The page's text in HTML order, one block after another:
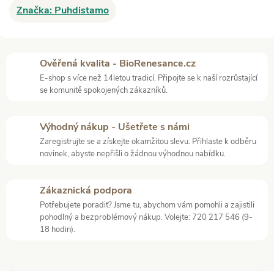
Značka: Puhdistamo
Ověřená kvalita - BioRenesance.cz
E-shop s více než 14letou tradicí. Připojte se k naší rozrůstající
se komunitě spokojených zákazníků.
Výhodný nákup - Ušetřete s námi
Zaregistrujte se a získejte okamžitou slevu. Přihlaste k odběru
novinek, abyste nepřišli o žádnou výhodnou nabídku.
Zákaznická podpora
Potřebujete poradit? Jsme tu, abychom vám pomohli a zajistili
pohodlný a bezproblémový nákup. Volejte: 720 217 546 (9-
18 hodin).